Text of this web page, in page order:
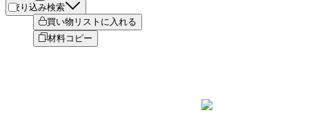
絞り込み検索
買い物リストに入れる
材料コピー